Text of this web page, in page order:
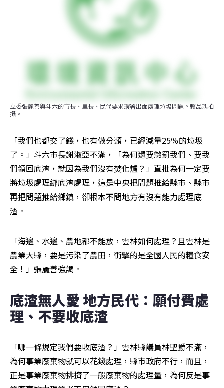
立委張麗善與斗六的市長、里長、民代要求環署出面處理垃圾問題。賴品瑀拍
攝。
「我們也都交了錢，也有做分類，已經減量25％的垃圾
了。」斗六市長謝淑亞不滿，「為何還要懲罰我們、要我
們領回底渣，就因為我們沒有焚化爐？」直批為何一定要
將垃圾處理綁底渣處理，這是中央把問題推給縣市、縣市
再把問題推給鄉鎮，卻根本不問地方有沒有能力處理底
渣。
「海邊、水邊、農地都不能放，雲林如何處理？且雲林是
農業大縣，要是污染了農田，衝擊的是全國人民的糧食安
全！」張麗善強調。
底渣無人愛 地方民代：願付費處
理、不要收底渣
「哪一條規定我們要收底渣？」雲林縣議員林聖爵不滿，
為何事業廢棄物就可以花錢處理，縣市政府不行，而且，
正是事業廢棄物排擠了一般廢棄物的處理量，為何反是事